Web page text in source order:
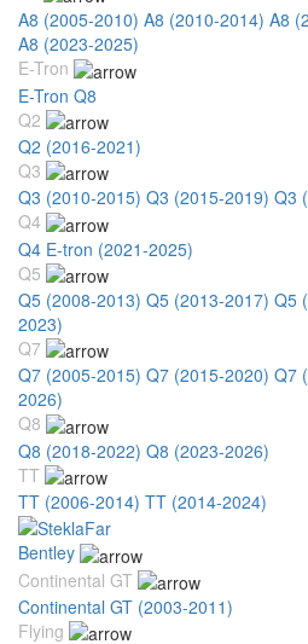
A8 (2005-2010) A8 (2010-2014) A8
A8 (2023-2025)
E-Tron
E-Tron Q8
Q2
Q2 (2016-2021)
Q3
Q3 (2010-2015) Q3 (2015-2019) Q3
Q4
Q4 E-tron (2021-2025)
Q5
Q5 (2008-2013) Q5 (2013-2017) Q5
2023)
Q7
Q7 (2005-2015) Q7 (2015-2020) Q7
2026)
Q8
Q8 (2018-2022) Q8 (2023-2026)
TT
TT (2006-2014) TT (2014-2024)
Bentley
Continental GT
Continental GT (2003-2011)
Flying